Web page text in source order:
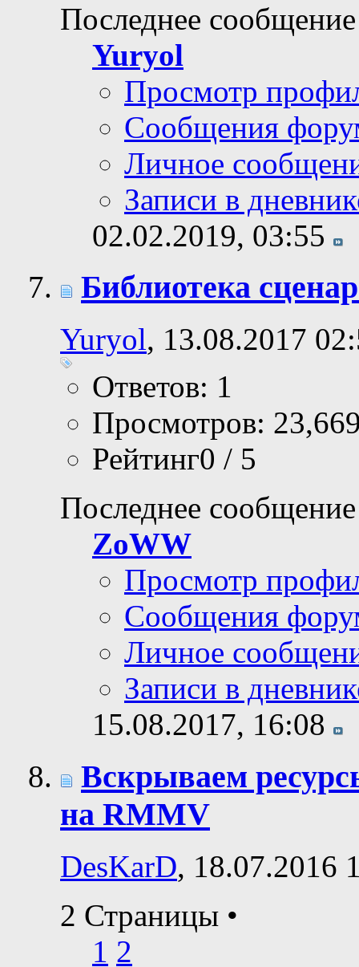
Последнее
Yuryol
Просмотр
Сообщения
Личное
Записи в
02.02.2019, 03:55
Библиотека
Yuryol, 13.08.2017
Ответов: 1
Просмотров:
Рейтинг0 / 5
Последнее
ZoWW
Просмотр
Сообщения
Личное
Записи в
15.08.2017, 16:08
Вскрываем
на RMMV
DesKarD, 18.07.2016
2 Страницы •
1 2